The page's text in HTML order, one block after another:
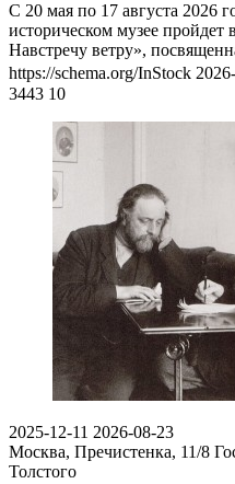
С 20 мая по 17 августа 2026
историческом музее
Навстречу ветру»,
https://schema.org/InStock
3443 10
2025-12-11 2026-08-23
Москва, Пречистенка, 11/8
Толстого